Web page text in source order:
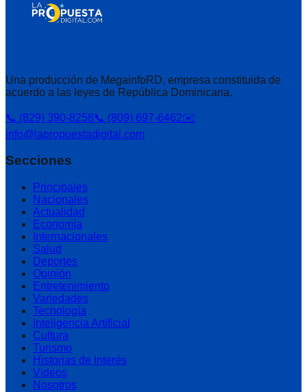
Una producción de MegainfoRD, empresa constituida de
acuerdo a las leyes de República Dominicana.
📞 (829) 390-8258📞 (809) 697-6462✉️
info@lapropuestadigital.com
Secciones
Principales
Nacionales
Actualidad
Economía
Internacionales
Salud
Deportes
Opinión
Entretenimiento
Variedades
Tecnología
Inteligencia Artificial
Cultura
Turismo
Historias de Interés
Videos
Nosotros